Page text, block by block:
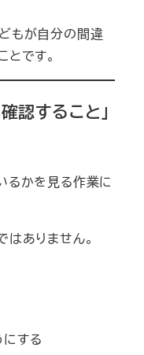
もが自分の間違
です。
認すること」
るかを見る作業に
はありません。
する